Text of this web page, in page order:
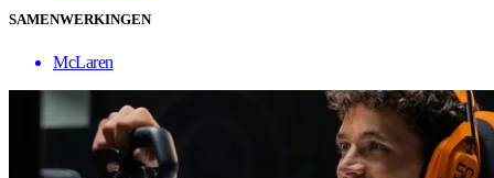
SAMENWERKINGEN
McLaren